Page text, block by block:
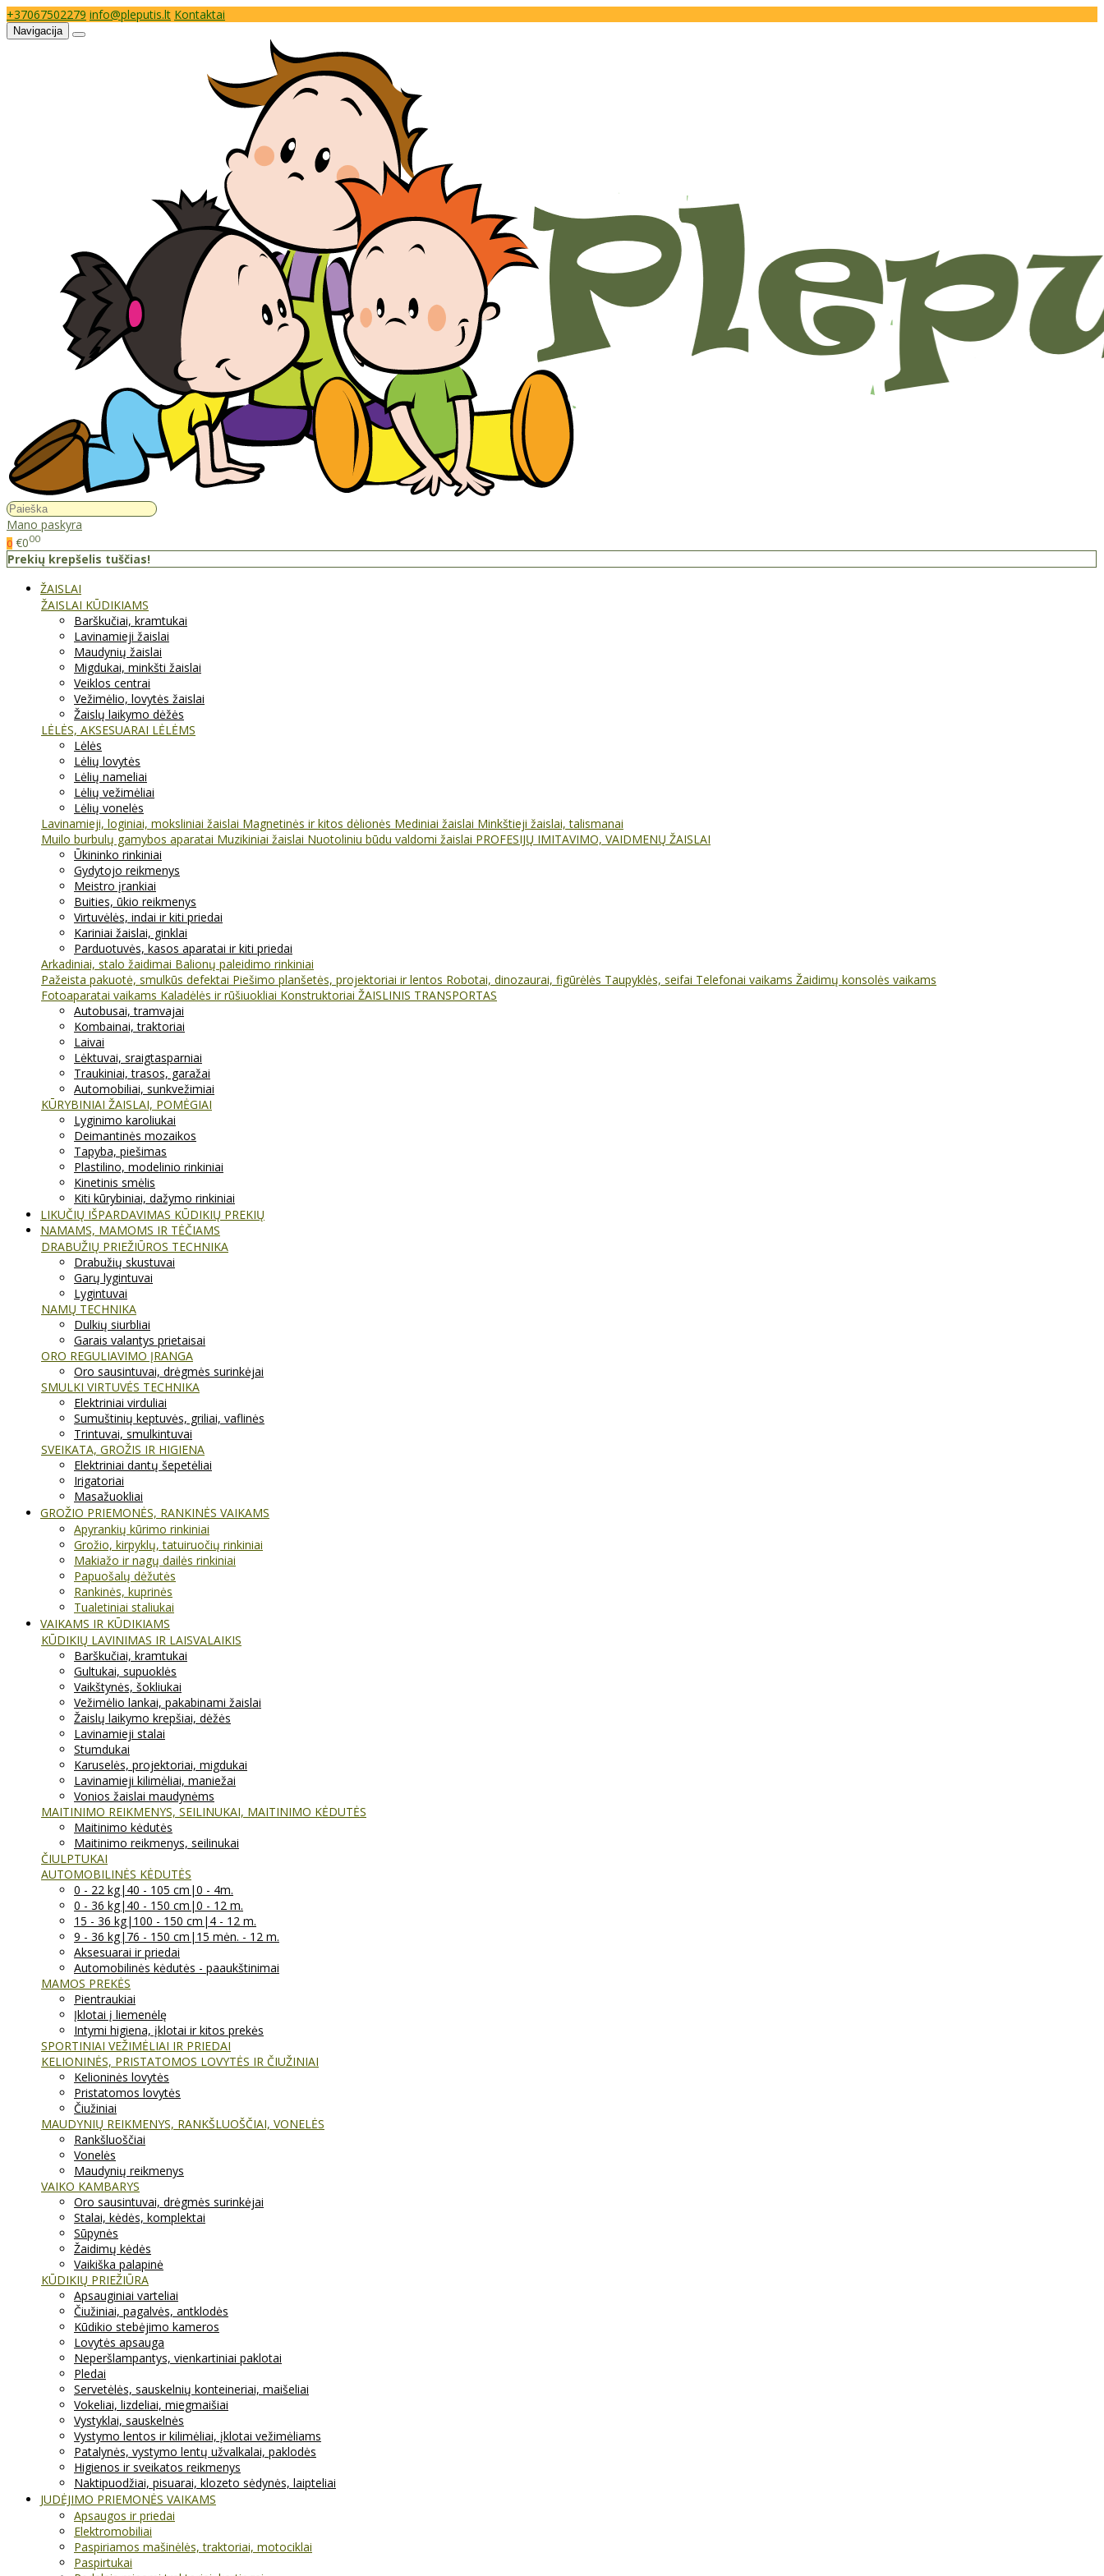
+37067502279 info@pleputis.lt Kontaktai
Navigacija
Mano paskyra
0 €000
Prekių krepšelis tuščias!
ŽAISLAI
ŽAISLAI KŪDIKIAMS
Barškučiai, kramtukai
Lavinamieji žaislai
Maudynių žaislai
Migdukai, minkšti žaislai
Veiklos centrai
Vežimėlio, lovytės žaislai
Žaislų laikymo dėžės
LĖLĖS, AKSESUARAI LĖLĖMS
Lėlės
Lėlių lovytės
Lėlių nameliai
Lėlių vežimėliai
Lėlių vonelės
Lavinamieji, loginiai, moksliniai žaislai Magnetinės ir kitos dėlionės Mediniai žaislai Minkštieji žaislai, talismanai
Muilo burbulų gamybos aparatai Muzikiniai žaislai Nuotoliniu būdu valdomi žaislai PROFESIJŲ IMITAVIMO, VAIDMENŲ ŽAISLAI
Ūkininko rinkiniai
Gydytojo reikmenys
Meistro įrankiai
Buities, ūkio reikmenys
Virtuvėlės, indai ir kiti priedai
Kariniai žaislai, ginklai
Parduotuvės, kasos aparatai ir kiti priedai
Arkadiniai, stalo žaidimai Balionų paleidimo rinkiniai
Pažeista pakuotė, smulkūs defektai Piešimo planšetės, projektoriai ir lentos Robotai, dinozaurai, figūrėlės Taupyklės, seifai Telefonai vaikams Žaidimų konsolės vaikams
Fotoaparatai vaikams Kaladėlės ir rūšiuokliai Konstruktoriai ŽAISLINIS TRANSPORTAS
Autobusai, tramvajai
Kombainai, traktoriai
Laivai
Lėktuvai, sraigtasparniai
Traukiniai, trasos, garažai
Automobiliai, sunkvežimiai
KŪRYBINIAI ŽAISLAI, POMĖGIAI
Lyginimo karoliukai
Deimantinės mozaikos
Tapyba, piešimas
Plastilino, modelinio rinkiniai
Kinetinis smėlis
Kiti kūrybiniai, dažymo rinkiniai
LIKUČIŲ IŠPARDAVIMAS KŪDIKIŲ PREKIŲ
NAMAMS, MAMOMS IR TĖČIAMS
DRABUŽIŲ PRIEŽIŪROS TECHNIKA
Drabužių skustuvai
Garų lygintuvai
Lygintuvai
NAMŲ TECHNIKA
Dulkių siurbliai
Garais valantys prietaisai
ORO REGULIAVIMO ĮRANGA
Oro sausintuvai, drėgmės surinkėjai
SMULKI VIRTUVĖS TECHNIKA
Elektriniai virduliai
Sumuštinių keptuvės, griliai, vaflinės
Trintuvai, smulkintuvai
SVEIKATA, GROŽIS IR HIGIENA
Elektriniai dantų šepetėliai
Irigatoriai
Masažuokliai
GROŽIO PRIEMONĖS, RANKINĖS VAIKAMS
Apyrankių kūrimo rinkiniai
Grožio, kirpyklų, tatuiruočių rinkiniai
Makiažo ir nagų dailės rinkiniai
Papuošalų dėžutės
Rankinės, kuprinės
Tualetiniai staliukai
VAIKAMS IR KŪDIKIAMS
KŪDIKIŲ LAVINIMAS IR LAISVALAIKIS
Barškučiai, kramtukai
Gultukai, supuoklės
Vaikštynės, šokliukai
Vežimėlio lankai, pakabinami žaislai
Žaislų laikymo krepšiai, dėžės
Lavinamieji stalai
Stumdukai
Karuselės, projektoriai, migdukai
Lavinamieji kilimėliai, maniežai
Vonios žaislai maudynėms
MAITINIMO REIKMENYS, SEILINUKAI, MAITINIMO KĖDUTĖS
Maitinimo kėdutės
Maitinimo reikmenys, seilinukai
ČIULPTUKAI
AUTOMOBILINĖS KĖDUTĖS
0 - 22 kg|40 - 105 cm|0 - 4m.
0 - 36 kg|40 - 150 cm|0 - 12 m.
15 - 36 kg|100 - 150 cm|4 - 12 m.
9 - 36 kg|76 - 150 cm|15 mėn. - 12 m.
Aksesuarai ir priedai
Automobilinės kėdutės - paaukštinimai
MAMOS PREKĖS
Pientraukiai
Įklotai į liemenėlę
Intymi higiena, įklotai ir kitos prekės
SPORTINIAI VEŽIMĖLIAI IR PRIEDAI
KELIONINĖS, PRISTATOMOS LOVYTĖS IR ČIUŽINIAI
Kelioninės lovytės
Pristatomos lovytės
Čiužiniai
MAUDYNIŲ REIKMENYS, RANKŠLUOŠČIAI, VONELĖS
Rankšluoščiai
Vonelės
Maudynių reikmenys
VAIKO KAMBARYS
Oro sausintuvai, drėgmės surinkėjai
Stalai, kėdės, komplektai
Sūpynės
Žaidimų kėdės
Vaikiška palapinė
KŪDIKIŲ PRIEŽIŪRA
Apsauginiai varteliai
Čiužiniai, pagalvės, antklodės
Kūdikio stebėjimo kameros
Lovytės apsauga
Neperšlampantys, vienkartiniai paklotai
Pledai
Servetėlės, sauskelnių konteineriai, maišeliai
Vokeliai, lizdeliai, miegmaišiai
Vystyklai, sauskelnės
Vystymo lentos ir kilimėliai, įklotai vežimėliams
Patalynės, vystymo lentų užvalkalai, paklodės
Higienos ir sveikatos reikmenys
Naktipuodžiai, pisuarai, klozeto sėdynės, laipteliai
JUDĖJIMO PRIEMONĖS VAIKAMS
Apsaugos ir priedai
Elektromobiliai
Paspiriamos mašinėlės, traktoriai, motociklai
Paspirtukai